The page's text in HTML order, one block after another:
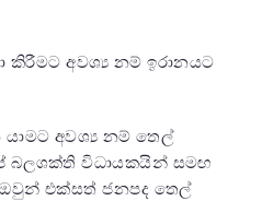
කිරීමට අවශ්‍ය නම් ඉරානයට
අවශ්‍ය නම් තෙල්
බලශක්ති විධායකයින් සමඟ
ඔවුන් එක්සත් ජනපද තෙල්